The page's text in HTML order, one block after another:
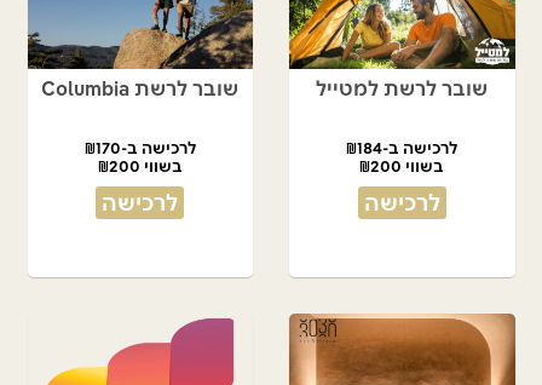
שובר לרשת למטייל
לרכישה ב-₪184
בשווי ₪200
לרכישה
שובר לרשת Columbia
לרכישה ב-₪170
בשווי ₪200
לרכישה